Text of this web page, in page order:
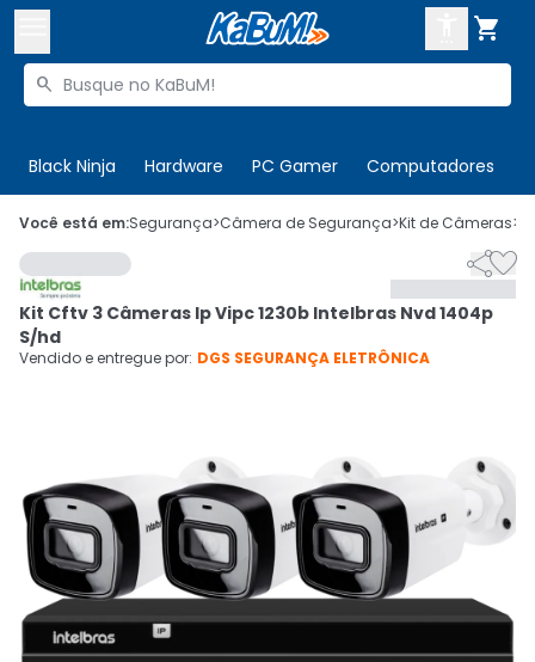

Buscar produtos

Black Ninja Hardware PC Gamer Computadores
 Olá. Acesse sua conta
 Departamentos
 Cupons
CADASTRE-SE
Você está em:Segurança>Câmera de Segurança>Kit de Câmeras>

Kit Cftv 3 Câmeras Ip Vipc 1230b Intelbras Nvd 1404p
S/hd
Vendido e entregue por: DGS SEGURANÇA ELETRÔNICA